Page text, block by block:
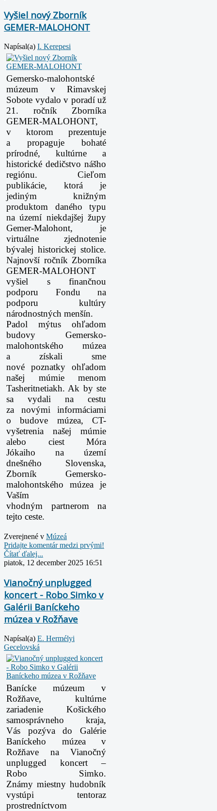
Vyšiel nový Zborník
GEMER-MALOHONT
Napísal(a) I. Kerepesi
Gemersko-malohontské
múzeum v Rimavskej
Sobote vydalo v poradí už
21. ročník Zborníka
GEMER-MALOHONT,
v ktorom prezentuje
a propaguje bohaté
prírodné, kultúrne a
historické dedičstvo nášho
regiónu. Cieľom
publikácie, ktorá je
jediným knižným
produktom daného typu
na území niekdajšej župy
Gemer-Malohont, je
virtuálne zjednotenie
bývalej historickej stolice.
Najnovší ročník Zborníka
GEMER-MALOHONT
vyšiel s finančnou
podporu Fondu na
podporu kultúry
národnostných menšín.
Padol mýtus ohľadom
budovy Gemersko-
malohontského múzea
a získali sme
nové poznatky ohľadom
našej múmie menom
Tasheritnetiakh. Ak by ste
sa vydali na cestu
za novými informáciami
o budove múzea, CT-
vyšetrenia našej múmie
alebo ciest Móra
Jókaiho na území
dnešného Slovenska,
Zborník Gemersko-
malohontského múzea je
Vaším
vhodným partnerom na
tejto ceste.
Zverejnené v Múzeá
Pridajte komentár medzi prvými!
Čítať ďalej...
piatok, 12 december 2025 16:51
Vianočný unplugged
koncert - Robo Simko v
Galérii Baníckeho
múzea v Rožňave
Napísal(a) E. Hermélyi
Gecelovská
Banícke múzeum v
Rožňave, kultúrne
zariadenie Košického
samosprávneho kraja,
Vás pozýva do Galérie
Baníckeho múzea v
Rožňave na Vianočný
unplugged koncert –
Robo Simko.
Známy miestny hudobník
vystúpi tentoraz
prostredníctvom